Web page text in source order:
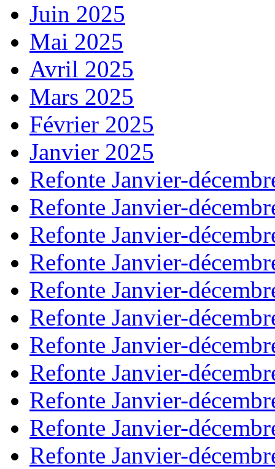
Juin 2025
Mai 2025
Avril 2025
Mars 2025
Février 2025
Janvier 2025
Refonte Janvier-
Refonte Janvier-
Refonte Janvier-
Refonte Janvier-
Refonte Janvier-
Refonte Janvier-
Refonte Janvier-
Refonte Janvier-
Refonte Janvier-
Refonte Janvier-
Refonte Janvier-